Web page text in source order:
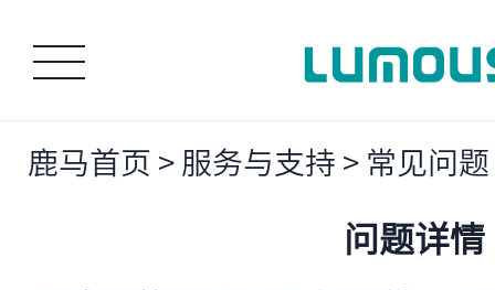
鹿马首页 > 服务与支持 > 常见问题
问题详情